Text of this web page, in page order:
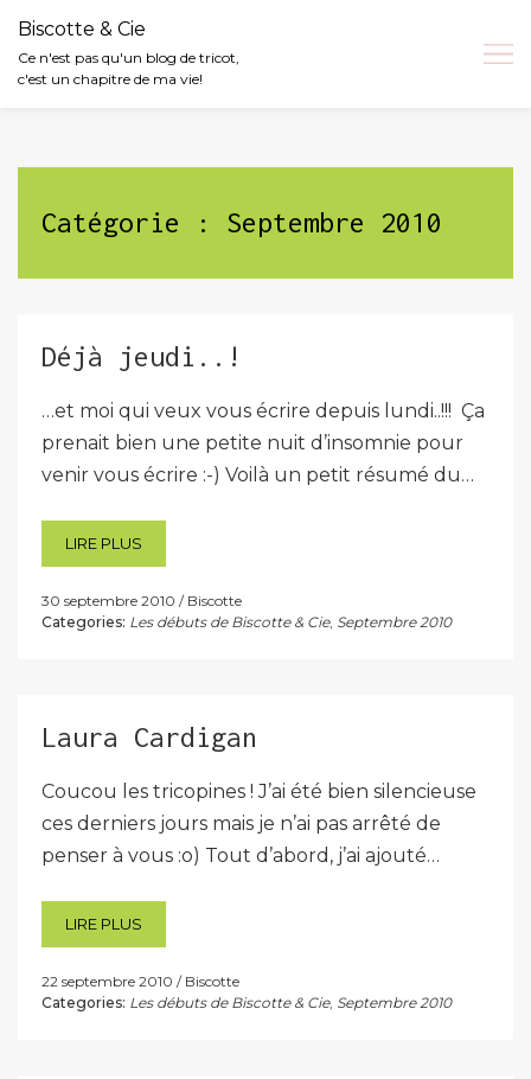
Biscotte & Cie
Ce n'est pas qu'un blog de tricot,
c'est un chapitre de ma vie!
Catégorie : Septembre 2010
Déjà jeudi..!
…et moi qui veux vous écrire depuis lundi..!!! Ça
prenait bien une petite nuit d’insomnie pour
venir vous écrire :-) Voilà un petit résumé du…
LIRE PLUS
30 septembre 2010
Biscotte
Categories: Les débuts de Biscotte & Cie, Septembre 2010
Laura Cardigan
Coucou les tricopines ! J’ai été bien silencieuse
ces derniers jours mais je n’ai pas arrêté de
penser à vous :o) Tout d’abord, j’ai ajouté…
LIRE PLUS
22 septembre 2010
Biscotte
Categories: Les débuts de Biscotte & Cie, Septembre 2010